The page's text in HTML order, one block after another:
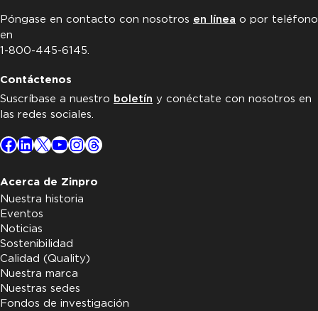
Póngase en contacto con nosotros en línea o por teléfono
en
1-800-445-6145.
Contáctenos
Suscríbase a nuestro boletín y conéctate con nosotros en
las redes sociales.
Facebook
LinkedIn
X YouTube
Instagram
Threads
Acerca de Zinpro
Nuestra historia
Eventos
Noticias
Sostenibilidad
Calidad (Quality)
Nuestra marca
Nuestras sedes
Fondos de investigación